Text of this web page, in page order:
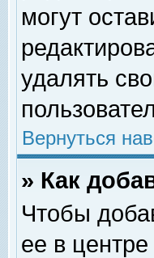
могут
удалять
Вернуться
» Как
Чтобы
ее в